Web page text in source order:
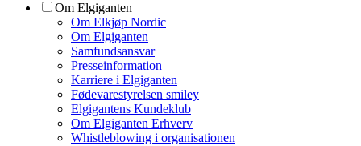
Om Elgiganten
Om Elkjøp Nordic
Om Elgiganten
Samfundsansvar
Presseinformation
Karriere i Elgiganten
Fødevarestyrelsen smiley
Elgigantens Kundeklub
Om Elgiganten Erhverv
Whistleblowing i organisationen